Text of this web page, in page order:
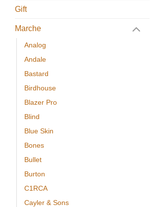
Gift
Marche
Analog
Andale
Bastard
Birdhouse
Blazer Pro
Blind
Blue Skin
Bones
Bullet
Burton
C1RCA
Cayler & Sons